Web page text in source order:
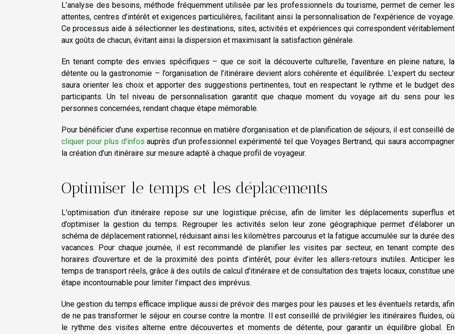
L’analyse des besoins, méthode fréquemment utilisée par les professionnels du tourisme, permet de cerner les
attentes, centres d’intérêt et exigences particulières, facilitant ainsi la personnalisation de l’expérience de voyage.
Ce processus aide à sélectionner les destinations, sites, activités et expériences qui correspondent véritablement
aux goûts de chacun, évitant ainsi la dispersion et maximisant la satisfaction générale.
En tenant compte des envies spécifiques – que ce soit la découverte culturelle, l’aventure en pleine nature, la
détente ou la gastronomie – l’organisation de l’itinéraire devient alors cohérente et équilibrée. L’expert du secteur
saura orienter les choix et apporter des suggestions pertinentes, tout en respectant le rythme et le budget des
participants. Un tel niveau de personnalisation garantit que chaque moment du voyage ait du sens pour les
personnes concernées, rendant chaque étape mémorable.
Pour bénéficier d’une expertise reconnue en matière d’organisation et de planification de séjours, il est conseillé de
cliquer pour plus d'infos auprès d’un professionnel expérimenté tel que Voyages Bertrand, qui saura accompagner
la création d’un itinéraire sur mesure adapté à chaque profil de voyageur.
Optimiser le temps et les déplacements
L'optimisation d’un itinéraire repose sur une logistique précise, afin de limiter les déplacements superflus et
d’optimiser la gestion du temps. Regrouper les activités selon leur zone géographique permet d’élaborer un
schéma de déplacement rationnel, réduisant ainsi les kilomètres parcourus et la fatigue accumulée sur la durée des
vacances. Pour chaque journée, il est recommandé de planifier les visites par secteur, en tenant compte des
horaires d’ouverture et de la proximité des points d’intérêt, pour éviter les allers-retours inutiles. Anticiper les
temps de transport réels, grâce à des outils de calcul d’itinéraire et de consultation des trajets locaux, constitue une
étape incontournable pour limiter l’impact des imprévus.
Une gestion du temps efficace implique aussi de prévoir des marges pour les pauses et les éventuels retards, afin
de ne pas transformer le séjour en course contre la montre. Il est conseillé de privilégier les itinéraires fluides, où
le rythme des visites alterne entre découvertes et moments de détente, pour garantir un équilibre global. En